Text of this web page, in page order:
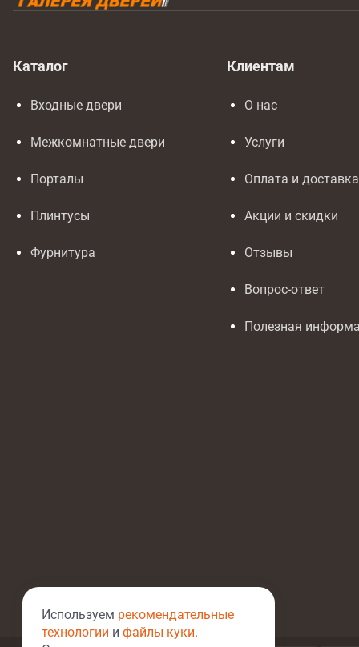
Каталог
Входные двери
Межкомнатные двери
Порталы
Плинтусы
Фурнитура
Клиентам
О нас
Услуги
Оплата и доставка
Акции и скидки
Отзывы
Вопрос-ответ
Полезная
Используем рекомендательные
технологии и файлы куки.